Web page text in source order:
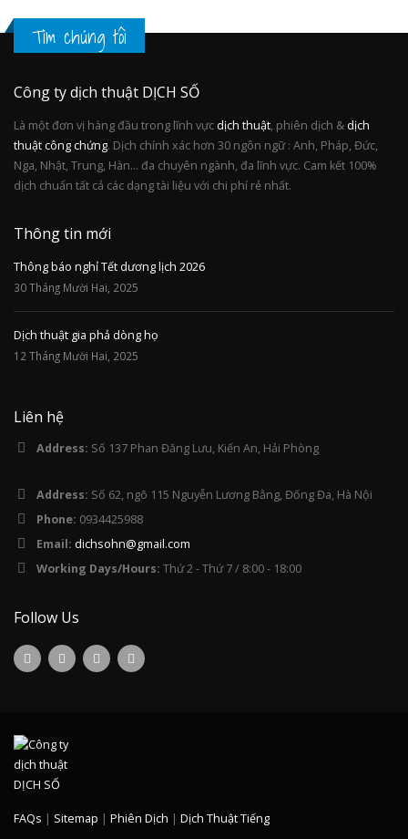
Tìm chúng tôi
Công ty dịch thuật DỊCH SỐ
Là một đơn vị hàng đầu trong lĩnh vực dịch thuật, phiên dịch & dịch
thuật công chứng. Dịch chính xác hơn 30 ngôn ngữ : Anh, Pháp, Đức,
Nga, Nhật, Trung, Hàn... đa chuyên ngành, đa lĩnh vực. Cam kết 100%
dịch chuẩn tất cả các dạng tài liệu với chi phí rẻ nhất.
Thông tin mới
Thông báo nghỉ Tết dương lịch 2026
30 Tháng Mười Hai, 2025
Dịch thuật gia phả dòng họ
12 Tháng Mười Hai, 2025
Liên hệ
Address: Số 137 Phan Đăng Lưu, Kiến An, Hải Phòng
Address: Số 62, ngõ 115 Nguyễn Lương Bằng, Đống Đa, Hà Nội
Phone: 0934425988
Email: dichsohn@gmail.com
Working Days/Hours: Thứ 2 - Thứ 7 / 8:00 - 18:00
Follow Us
FAQs | Sitemap | Phiên Dịch | Dịch Thuật Tiếng